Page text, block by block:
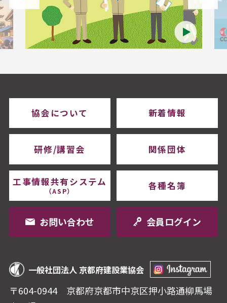
協会について 新着情報
研修/講習会 関係団体
工事情報共有システム
（ASP） 各種名簿
会員ログイン
お問い合わせ
一般社団法人 京都府建設業協会
〒604-0944 京都府京都市中京区押⼩路通柳⾺場